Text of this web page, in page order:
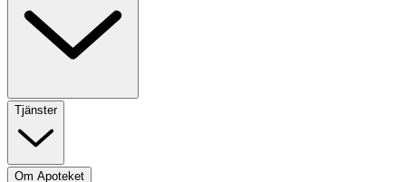
Tjänster
Om Apoteket